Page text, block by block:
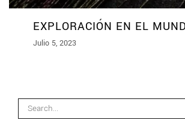
EXPLORACIÓN EN EL
Julio 5, 2023